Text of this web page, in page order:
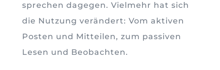
sprechen dagegen. Vielmehr hat sich
die Nutzung verändert: Vom aktiven
Posten und Mitteilen, zum passiven
Lesen und Beobachten.